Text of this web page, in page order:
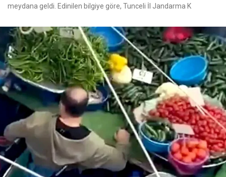
meydana geldi. Edinilen bilgiye göre, Tunceli İl Jandarma K